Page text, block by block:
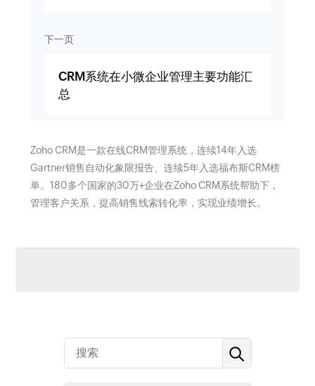
下一页
CRM系统在小微企业管理主要功能汇
总
Zoho CRM是一款在线CRM管理系统，连续14年入选
Gartner销售自动化象限报告、连续5年入选福布斯CRM榜
单。180多个国家的30万+企业在Zoho CRM系统帮助下，
管理客户关系，提高销售线索转化率，实现业绩增长。